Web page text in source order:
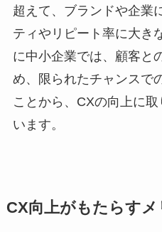
超えて、ブランドや企業
ティやリピート率に大き
に中小企業では、顧客と
め、限られたチャンスで
ことから、CXの向上に
います。
CX向上がもたらすメ